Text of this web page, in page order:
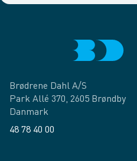
Brødrene Dahl A/S
Park Allé 370, 2605 Brøndby
Danmark
48 78 40 00